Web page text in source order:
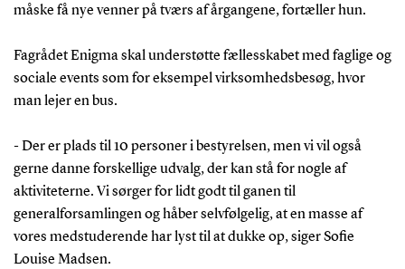
måske få nye venner på tværs af årgangene, fortæller hun.
Fagrådet Enigma skal understøtte fællesskabet med faglige og
sociale events som for eksempel virksomhedsbesøg, hvor
man lejer en bus.
- Der er plads til 10 personer i bestyrelsen, men vi vil også
gerne danne forskellige udvalg, der kan stå for nogle af
aktiviteterne. Vi sørger for lidt godt til ganen til
generalforsamlingen og håber selvfølgelig, at en masse af
vores medstuderende har lyst til at dukke op, siger Sofie
Louise Madsen.